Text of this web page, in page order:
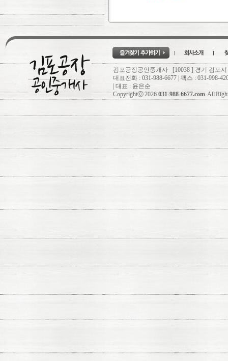
김포공장공인중개사 [10038 ] 경기 김포
대표전화 : 031-988-6677 | 팩스 : 031-998-
| 대표 : 윤은순
Copyrightⓒ 2026 031-988-6677.com. All